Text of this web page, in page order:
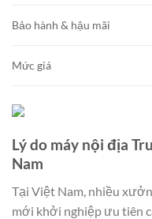
Bảo hành & hậu mãi
Mức giá
Lý do máy nội địa
Nam
Tại Việt Nam, nhiều
mới khởi nghiệp ưu tiên